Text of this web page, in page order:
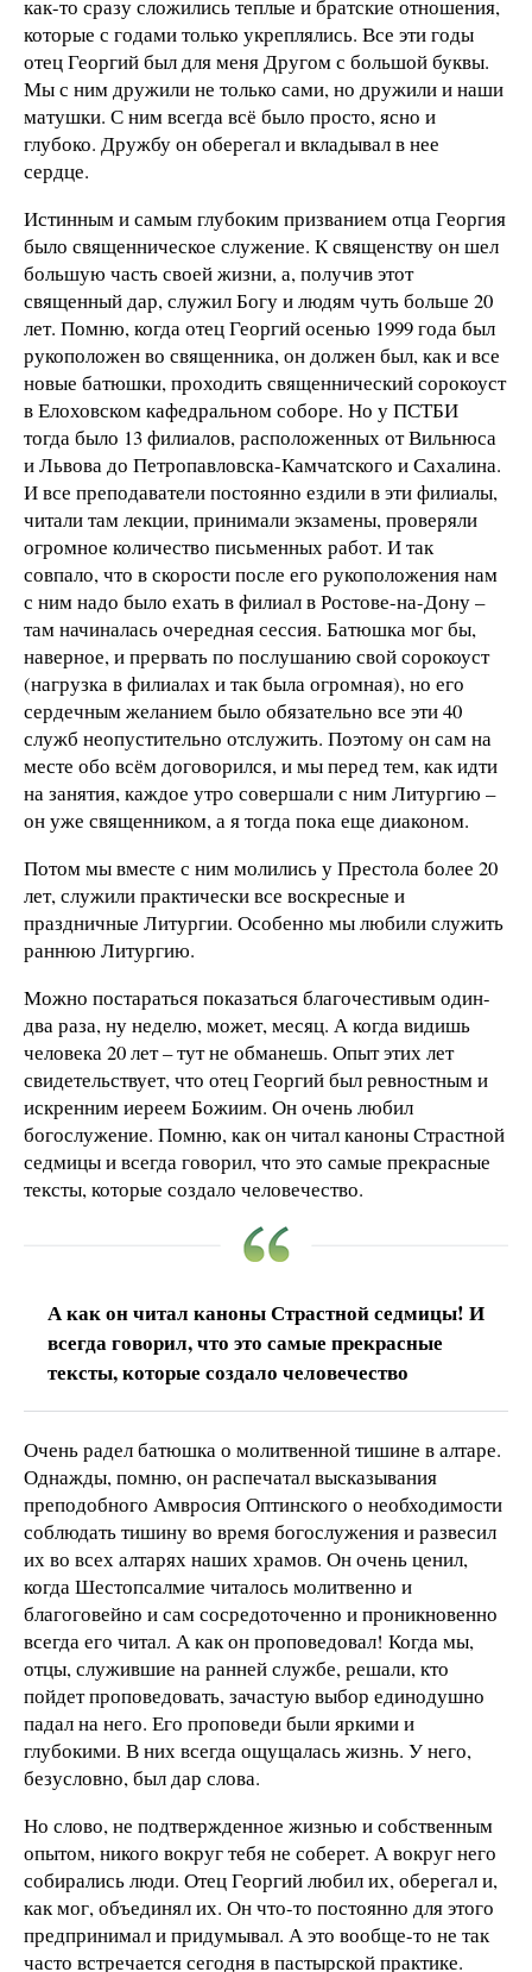
как-то сразу сложились теплые и братские отношения,
которые с годами только укреплялись. Все эти годы
отец Георгий был для меня Другом с большой буквы.
Мы с ним дружили не только сами, но дружили и наши
матушки. С ним всегда всё было просто, ясно и
глубоко. Дружбу он оберегал и вкладывал в нее
сердце.
Истинным и самым глубоким призванием отца Георгия
было священническое служение. К священству он шел
большую часть своей жизни, а, получив этот
священный дар, служил Богу и людям чуть больше 20
лет. Помню, когда отец Георгий осенью 1999 года был
рукоположен во священника, он должен был, как и все
новые батюшки, проходить священнический сорокоуст
в Елоховском кафедральном соборе. Но у ПСТБИ
тогда было 13 филиалов, расположенных от Вильнюса
и Львова до Петропавловска-Камчатского и Сахалина.
И все преподаватели постоянно ездили в эти филиалы,
читали там лекции, принимали экзамены, проверяли
огромное количество письменных работ. И так
совпало, что в скорости после его рукоположения нам
с ним надо было ехать в филиал в Ростове-на-Дону –
там начиналась очередная сессия. Батюшка мог бы,
наверное, и прервать по послушанию свой сорокоуст
(нагрузка в филиалах и так была огромная), но его
сердечным желанием было обязательно все эти 40
служб неопустительно отслужить. Поэтому он сам на
месте обо всём договорился, и мы перед тем, как идти
на занятия, каждое утро совершали с ним Литургию –
он уже священником, а я тогда пока еще диаконом.
Потом мы вместе с ним молились у Престола более 20
лет, служили практически все воскресные и
праздничные Литургии. Особенно мы любили служить
раннюю Литургию.
Можно постараться показаться благочестивым один-
два раза, ну неделю, может, месяц. А когда видишь
человека 20 лет – тут не обманешь. Опыт этих лет
свидетельствует, что отец Георгий был ревностным и
искренним иереем Божиим. Он очень любил
богослужение. Помню, как он читал каноны Страстной
седмицы и всегда говорил, что это самые прекрасные
тексты, которые создало человечество.
А как он читал каноны Страстной седмицы! И
всегда говорил, что это самые прекрасные
тексты, которые создало человечество
Очень радел батюшка о молитвенной тишине в алтаре.
Однажды, помню, он распечатал высказывания
преподобного Амвросия Оптинского о необходимости
соблюдать тишину во время богослужения и развесил
их во всех алтарях наших храмов. Он очень ценил,
когда Шестопсалмие читалось молитвенно и
благоговейно и сам сосредоточенно и проникновенно
всегда его читал. А как он проповедовал! Когда мы,
отцы, служившие на ранней службе, решали, кто
пойдет проповедовать, зачастую выбор единодушно
падал на него. Его проповеди были яркими и
глубокими. В них всегда ощущалась жизнь. У него,
безусловно, был дар слова.
Но слово, не подтвержденное жизнью и собственным
опытом, никого вокруг тебя не соберет. А вокруг него
собирались люди. Отец Георгий любил их, оберегал и,
как мог, объединял их. Он что-то постоянно для этого
предпринимал и придумывал. А это вообще-то не так
часто встречается сегодня в пастырской практике.